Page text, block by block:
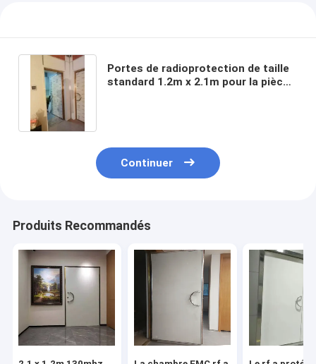
Portes de radioprotection de taille
standard 1.2m x 2.1m pour la pièce
Continuer
Produits Recommandés